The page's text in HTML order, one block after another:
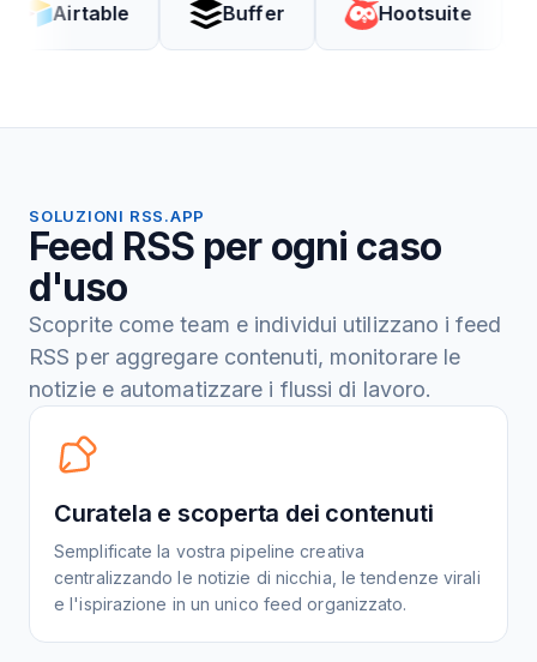
Buffer Hootsuite
SOLUZIONI RSS.APP
Feed RSS per ogni caso
d'uso
Scoprite come team e individui utilizzano i feed
RSS per aggregare contenuti, monitorare le
notizie e automatizzare i flussi di lavoro.
Curatela e scoperta dei contenuti
Semplificate la vostra pipeline creativa
centralizzando le notizie di nicchia, le tendenze virali
e l'ispirazione in un unico feed organizzato.